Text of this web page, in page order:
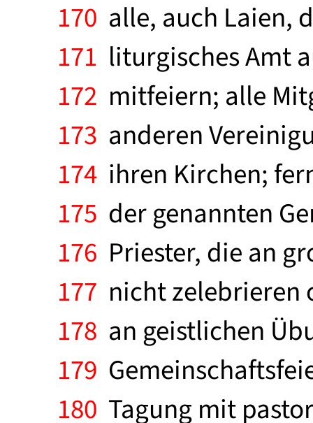
170 alle, auch Laien,
171 liturgisches Amt
172 mitfeiern; alle
173 anderen
174 ihren Kirchen;
175 der genannten
176 Priester, die an
177 nicht zelebrieren
178 an geistlichen
179
180 Tagung mit